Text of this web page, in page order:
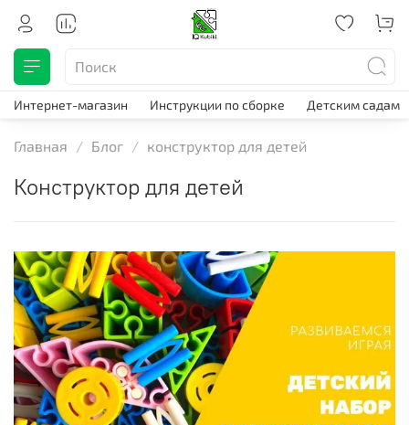
Интернет-магазин Инструкции по сборке Детским садам
Главная Блог конструктор для детей
конструктор для детей